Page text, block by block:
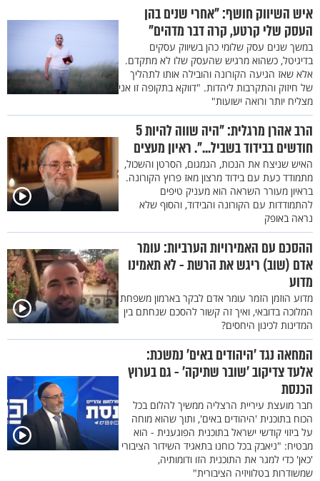
איש השיווק חושף: "אחרי שנים בהן
העסק שלי קרטע, קרה דבר מדהים"
במשך שנים עסק שלומי כהן בשיווק עסקים
בדיגיטל, כשהוא מרגיש שהעסק שלו לא מתקדם.
אלא שאז הגיעה הקורונה והובילה אותו לתהליך
של חיזוק והתקרבות ליהדות. "דווקא בתקופה זו אני
מצליח יותר ורואה ישועות"
הרב אהרן מרגלית: "היה שווה להיות 5
חודשים בבידוד בשביל...". ראיון מעצים
האיש שניצח את הנכות, הגמגום, הסרטן והשכול,
מתמודד כעת עם בידוד מרצון מאז פרוץ הקורונה.
בראיון מעורר השראה הוא מעניק טיפים
להתמודדות עם הקורונה והבידוד, והסוף שלא
נראה באופק
ההסכם עם האמירויות הערביות: עומר
אדם (שוב) ריגש את הרשת - לא תאמינו
מדוע
מדוע הוזמן הזמר עומר אדם לבקר בארמון משפחת
המלוכה בדובאי, ואיך זה קשור להסכם שנחתם בין
המדינות לכינון היחסים?
המחאה נגד 'היהודים באים' נמשכת:
אלעד צדיקוב ’שובר שתיקה’ - גם בערוץ
הכנסת
חבר מועצת עיריית הרצליה ממשיך להלום בכל
הכוח בתוכנית 'היהודים באים', ותוך שהוא מוחה
על ביזוי קודשי ישראל בתוכנית הפוגענית - הוא
מבטיח: "ניאבק בכל כוחנו בתאגיד השידור הציבורי
'כאן' כדי למגר את התוכנית הזו ודומותיה,
שמשודרות בטלוויזיה הציבורית"